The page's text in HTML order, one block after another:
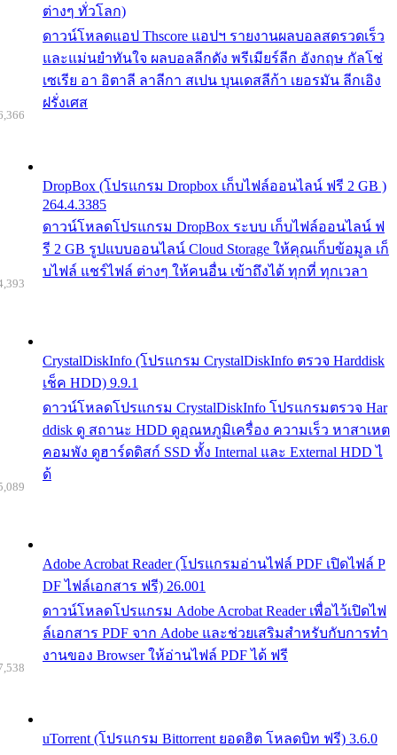
ต่างๆ ทั่วโลก)
ดาวน์โหลดแอป Thscore แอปฯ รายงานผลบอลสดรวดเร็ว
และแม่นยำทันใจ ผลบอลลีกดัง พรีเมียร์ลีก อังกฤษ กัลโช่
เซเรีย อา อิตาลี ลาลีกา สเปน บุนเดสลีก้า เยอรมัน ลีกเอิง
ฝรั่งเศส
DropBox (โปรแกรม Dropbox เก็บไฟล์ออนไลน์ ฟรี 2 GB )
264.4.3385
ดาวน์โหลดโปรแกรม DropBox ระบบ เก็บไฟล์ออนไลน์ ฟ
รี 2 GB รูปแบบออนไลน์ Cloud Storage ให้คุณเก็บข้อมูล เก็
บไฟล์ แชร์ไฟล์ ต่างๆ ให้คนอื่น เข้าถึงได้ ทุกที่ ทุกเวลา
CrystalDiskInfo (โปรแกรม CrystalDiskInfo ตรวจ Harddisk
เช็ค HDD) 9.9.1
ดาวน์โหลดโปรแกรม CrystalDiskInfo โปรแกรมตรวจ Har
ddisk ดู สถานะ HDD ดูอุณหภูมิเครื่อง ความเร็ว หาสาเหต
คอมพัง ดูฮาร์ดดิสก์ SSD ทั้ง Internal และ External HDD ไ
ด้
Adobe Acrobat Reader (โปรแกรมอ่านไฟล์ PDF เปิดไฟล์ P
DF ไฟล์เอกสาร ฟรี) 26.001
ดาวน์โหลดโปรแกรม Adobe Acrobat Reader เพื่อไว้เปิดไฟ
ล์เอกสาร PDF จาก Adobe และช่วยเสริมสำหรับกับการทำ
งานของ Browser ให้อ่านไฟล์ PDF ได้ ฟรี
uTorrent (โปรแกรม Bittorrent ยอดฮิต โหลดบิท ฟรี) 3.6.0